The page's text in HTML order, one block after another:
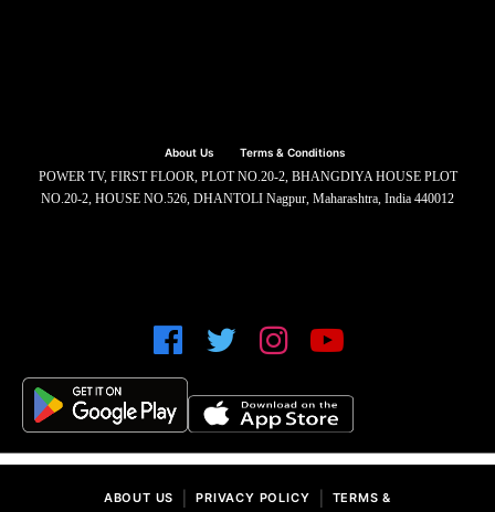
About Us Terms & Conditions
POWER TV, FIRST FLOOR, PLOT NO.20-2, BHANGDIYA HOUSE PLOT
NO.20-2, HOUSE NO.526, DHANTOLI Nagpur, Maharashtra, India 440012
ABOUT US PRIVACY POLICY TERMS &